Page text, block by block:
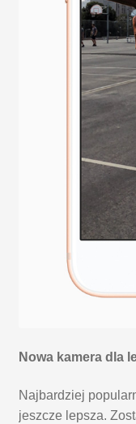
Nowa kamera dla
Najbardziej
jeszcze lepsza.